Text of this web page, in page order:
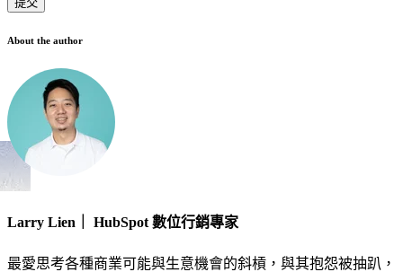
About the author
Larry Lien｜ HubSpot 數位行銷專家
最愛思考各種商業可能與生意機會的斜槓，與其抱怨被抽趴，